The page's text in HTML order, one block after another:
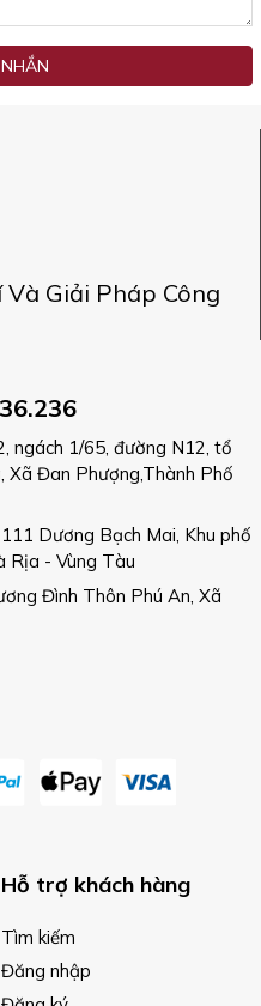
Và Giải Pháp Công
ngách 1/65, đường N12, tổ
Xã Đan Phượng,Thành Phố
111 Dương Bạch Mai, Khu phố
Rịa - Vùng Tàu
Đình Thôn Phú An, Xã
Hỗ trợ khách hàng
Tìm kiếm
Đăng nhập